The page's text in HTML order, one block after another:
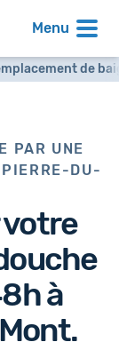
Menu
de
PAR UNE
DU-
à